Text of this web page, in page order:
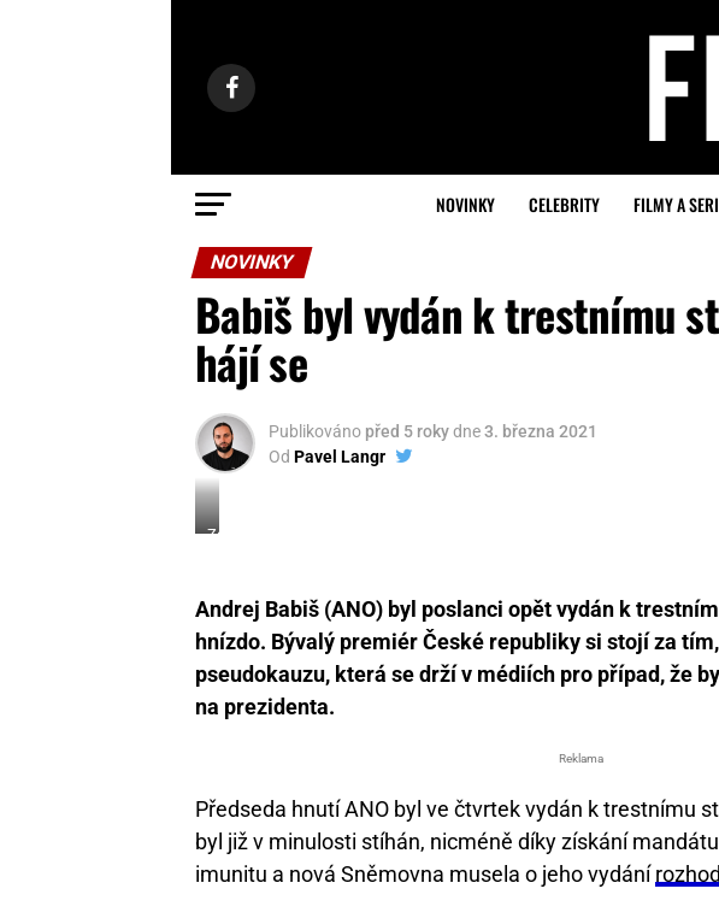
NOVINKY CELEBRITY FILMY A
NOVINKY
Babiš byl vydán k trestnímu
hájí se
Publikováno před 5 rokydne3. března 2021
Od Pavel Langr
Zdroj:
Andrej Babiš (ANO) byl poslanci opět vydán k
hnízdo. Bývalý premiér České republiky si stojí za
pseudokauzu, která se drží v médiích pro případ, že
na prezidenta.
Reklama
Předseda hnutí ANO byl ve čtvrtek vydán k trestnímu
byl již v minulosti stíhán, nicméně díky získání
imunitu a nová Sněmovna musela o jeho vydání